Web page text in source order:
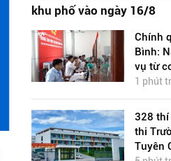
khu phố vào ngày 16/8
Chính
Bình:
vụ từ
1 phút
328 thí
thi
Tuyên